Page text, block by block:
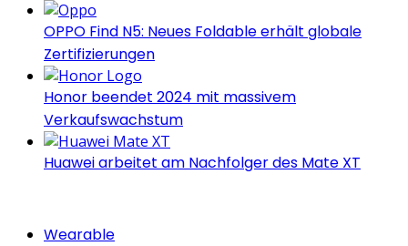
OPPO Find N5: Neues Foldable erhält globale
Zertifizierungen
Honor beendet 2024 mit massivem
Verkaufswachstum
Huawei arbeitet am Nachfolger des Mate XT
Categories
Wearable